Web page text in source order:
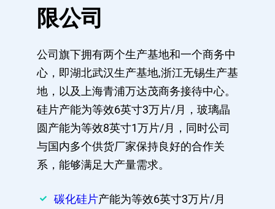
限公司
公司旗下拥有两个生产基地和一个商务中
心，即湖北武汉生产基地,浙江无锡生产基
地，以及上海青浦万达茂商务接待中心。
硅片产能为等效6英寸3万片/月，玻璃晶
圆产能为等效8英寸1万片/月，同时公司
与国内多个供货厂家保持良好的合作关
系，能够满足大产量需求。
碳化硅片产能为等效6英寸3万片/月